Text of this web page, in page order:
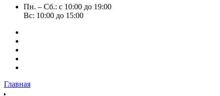
Пн. – Сб.: с 10:00 до 19:00
Вс: 10:00 до 15:00
Главная